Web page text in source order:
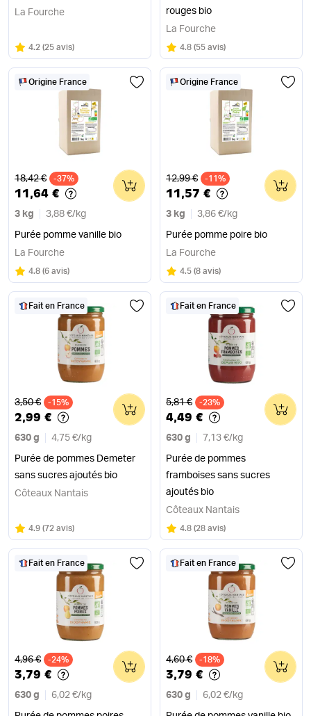
La Fourche
Note
4.2 sur 5
(25 avis)
rouges bio
La Fourche
Note
4.8 sur 5
(55 avis)
Origine France
Ancien prix
18,42 € -37%
11,64 €
3 kg 3,88 €/ kg
Purée pomme vanille bio
0
La Fourche
Note
4.8 sur 5
(6 avis)
Origine France
Ancien prix
12,99 € -11%
11,57 €
3 kg 3,86 €/ kg
Purée pomme poire bio
0
La Fourche
Note
4.5 sur 5
(8 avis)
Fait en France
Ancien prix
3,50 € -15%
2,99 €
630 g 4,75 €/ kg
Purée de pommes Demeter
sans sucres ajoutés bio
0
Côteaux Nantais
Note
4.9 sur 5
(72 avis)
Fait en France
Ancien prix
5,81 € -23%
4,49 €
630 g 7,13 €/ kg
Purée de pommes
framboises sans sucres
ajoutés bio
0
Côteaux Nantais
Note
4.8 sur 5
(28 avis)
Fait en France
Ancien prix
4,96 € -24%
3,79 €
630 g 6,02 €/ kg
0
Fait en France
Ancien prix
4,60 € -18%
3,79 €
630 g 6,02 €/ kg
0